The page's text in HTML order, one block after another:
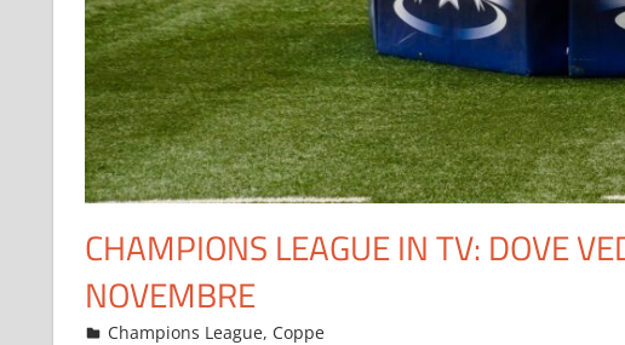
CHAMPIONS LEAGUE IN TV: DOVE
NOVEMBRE
Novembre 2, 2021
admin
Champions League, Coppe